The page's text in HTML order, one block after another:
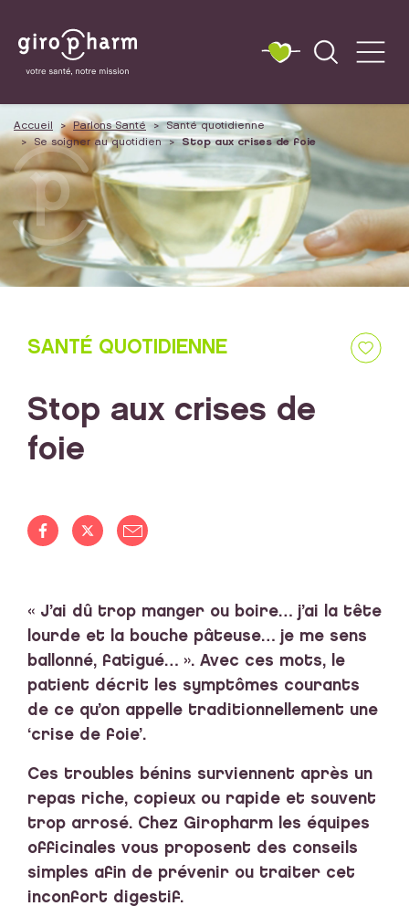
Accueil Parlons Santé
Santé quotidienne
Se soigner au quotidien
Stop aux crises de foie
SANTÉ QUOTIDIENNE
Stop aux crises de
foie
« J’ai dû trop manger ou boire… j’ai la tête
lourde et la bouche pâteuse… je me sens
ballonné, fatigué… ». Avec ces mots, le
patient décrit les symptômes courants
de ce qu’on appelle traditionnellement une
‘crise de foie’.
Ces troubles bénins surviennent après un
repas riche, copieux ou rapide et souvent
trop arrosé. Chez Giropharm les équipes
officinales vous proposent des conseils
simples afin de prévenir ou traiter cet
inconfort digestif.